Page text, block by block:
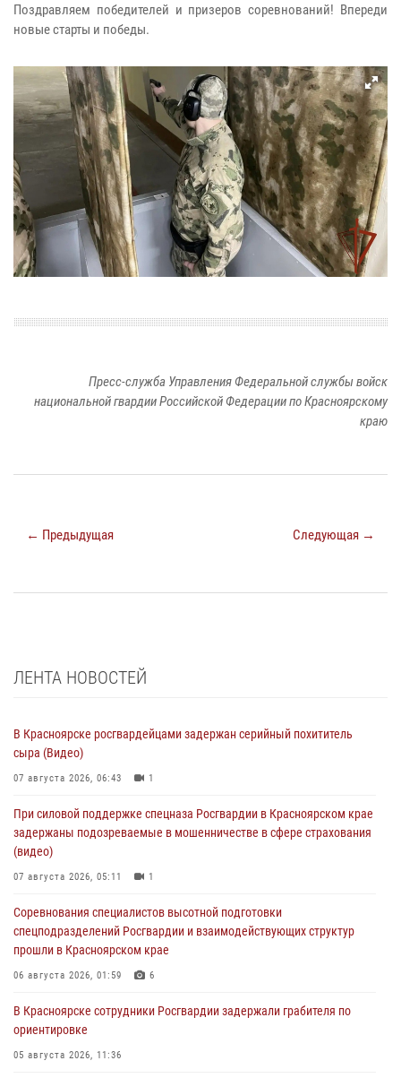
Поздравляем победителей и призеров соревнований! Впереди
новые старты и победы.
Пресс-служба Управления Федеральной службы войск
национальной гвардии Российской Федерации по Красноярскому
краю
← Предыдущая Следующая →
ЛЕНТА НОВОСТЕЙ
В Красноярске росгвардейцами задержан серийный похититель
сыра (Видео)
07 августа 2026, 06:43 1
При силовой поддержке спецназа Росгвардии в Красноярском крае
задержаны подозреваемые в мошенничестве в сфере страхования
(видео)
07 августа 2026, 05:11 1
Соревнования специалистов высотной подготовки
спецподразделений Росгвардии и взаимодействующих структур
прошли в Красноярском крае
06 августа 2026, 01:59 6
В Красноярске сотрудники Росгвардии задержали грабителя по
ориентировке
05 августа 2026, 11:36